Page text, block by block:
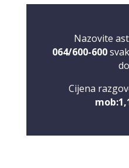
Nazovite
064/600-600
Cijena